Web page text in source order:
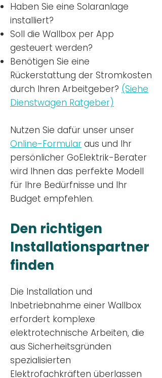
Haben Sie eine Solaranlage
installiert?
Soll die Wallbox per App
gesteuert werden?
Benötigen Sie eine
Rückerstattung der Stromkosten
durch Ihren Arbeitgeber? (Siehe
Dienstwagen Ratgeber)
Nutzen Sie dafür unser unser
Online-Formular aus und Ihr
persönlicher GoElektrik-Berater
wird Ihnen das perfekte Modell
für Ihre Bedürfnisse und Ihr
Budget empfehlen.
Den richtigen
Installationspartner
finden
Die Installation und
Inbetriebnahme einer Wallbox
erfordert komplexe
elektrotechnische Arbeiten, die
aus Sicherheitsgründen
spezialisierten
Elektrofachkräften überlassen